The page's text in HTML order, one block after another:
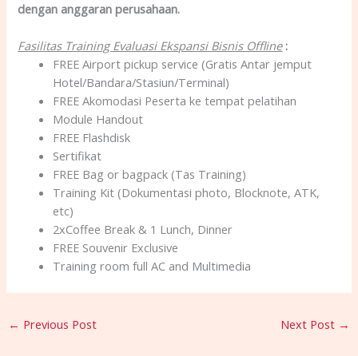
dengan anggaran perusahaan.
Fasilitas Training Evaluasi Ekspansi Bisnis Offline :
FREE Airport pickup service (Gratis Antar jemput
Hotel/Bandara/Stasiun/Terminal)
FREE Akomodasi Peserta ke tempat pelatihan
Module Handout
FREE Flashdisk
Sertifikat
FREE Bag or bagpack (Tas Training)
Training Kit (Dokumentasi photo, Blocknote, ATK,
etc)
2xCoffee Break & 1 Lunch, Dinner
FREE Souvenir Exclusive
Training room full AC and Multimedia
← Previous Post Next Post →